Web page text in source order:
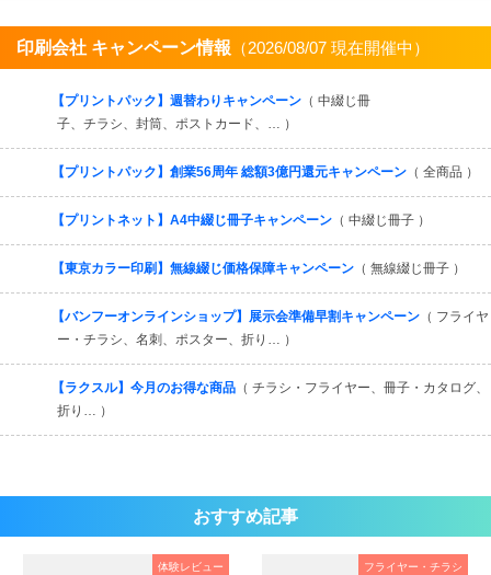
印刷会社 キャンペーン情報 （2026/08/07 現在開催中）
【プリントパック】週替わりキャンペーン （ 中綴じ冊
子、チラシ、封筒、ポストカード、… ）
【プリントパック】創業56周年 総額3億円還元キャンペーン （ 全商品 ）
【プリントネット】A4中綴じ冊子キャンペーン （ 中綴じ冊子 ）
【東京カラー印刷】無線綴じ価格保障キャンペーン （ 無線綴じ冊子 ）
【バンフーオンラインショップ】展示会準備早割キャンペーン （ フライヤ
ー・チラシ、名刺、ポスター、折り… ）
【ラクスル】今月のお得な商品 （ チラシ・フライヤー、冊子・カタログ、
折り… ）
おすすめ記事
体験レビュー フライヤー・チラシ